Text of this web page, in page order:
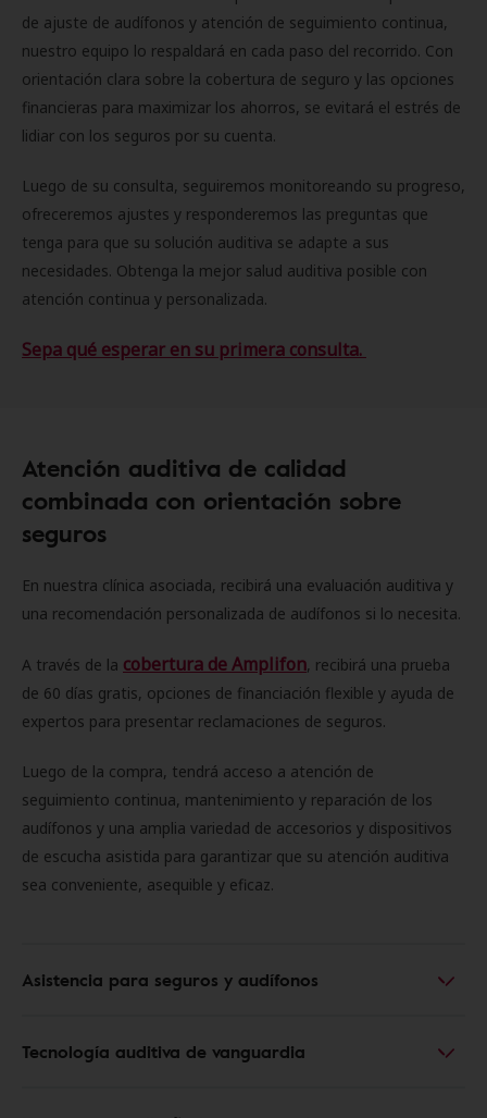
de ajuste de audífonos y atención de seguimiento continua,
nuestro equipo lo respaldará en cada paso del recorrido. Con
orientación clara sobre la cobertura de seguro y las opciones
financieras para maximizar los ahorros, se evitará el estrés de
lidiar con los seguros por su cuenta.
Luego de su consulta, seguiremos monitoreando su progreso,
ofreceremos ajustes y responderemos las preguntas que
tenga para que su solución auditiva se adapte a sus
necesidades. Obtenga la mejor salud auditiva posible con
atención continua y personalizada.
Sepa qué esperar en su primera consulta.
Atención auditiva de calidad
combinada con orientación sobre
seguros
En nuestra clínica asociada, recibirá una evaluación auditiva y
una recomendación personalizada de audífonos si lo necesita.
A través de la cobertura de Amplifon, recibirá una prueba
de 60 días gratis, opciones de financiación flexible y ayuda de
expertos para presentar reclamaciones de seguros.
Luego de la compra, tendrá acceso a atención de
seguimiento continua, mantenimiento y reparación de los
audífonos y una amplia variedad de accesorios y dispositivos
de escucha asistida para garantizar que su atención auditiva
sea conveniente, asequible y eficaz.
Asistencia para seguros y audífonos
Tecnología auditiva de vanguardia